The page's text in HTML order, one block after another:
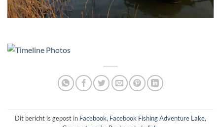
Dit bericht is gepost in Facebook, Facebook Fishing Adventure Lake,